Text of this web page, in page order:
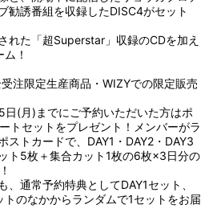
勧誘番組を収録したDISC4がセット
れた「超Superstar」収録のCDを加え
！
注限定生産商品・WIZYでの限定販売
(月)までにご予約いただいた方はポ
トセットをプレゼント！メンバーがラ
ストカードで、DAY1・DAY2・DAY3
ト5枚＋集合カット1枚の6枚×3日分の
、通常予約特典としてDAY1セット、
トのなかからランダムで1セットをお届